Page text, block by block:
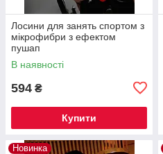
Лосини для занять спортом з
мікрофибри з ефектом
пушап
В наявності
594 ₴
Купити
Новинка